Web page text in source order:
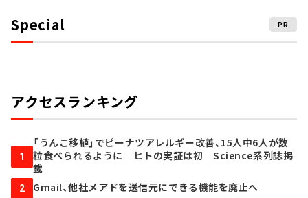
Special PR
アクセスランキング
1
「うんこ移植」でピーナツアレルギー改善、15人中6人が数
粒食べられるように ヒトの実証は初 Science系列誌掲
載
2 Gmail、他社メアドを送信元にできる機能を廃止へ